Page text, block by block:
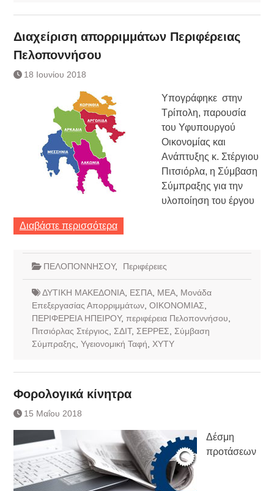
Διαχείριση απορριμμάτων Περιφέρειας
Πελοποννήσου
18 Ιουνίου 2018
Υπογράφηκε στην
Τρίπολη, παρουσία
του Υφυπουργού
Οικονομίας και
Ανάπτυξης κ. Στέργιου
Πιτσιόρλα, η Σύμβαση
Σύμπραξης για την
υλοποίηση του έργου
Διαβάστε περισσότερα
ΠΕΛΟΠΟΝΝΗΣΟΥ, Περιφέρειες
ΔΥΤΙΚΗ ΜΑΚΕΔΟΝΙΑ, ΕΣΠΑ, ΜΕΑ, Μονάδα
Επεξεργασίας Απορριμμάτων, ΟΙΚΟΝΟΜΙΑΣ
ΠΕΡΙΦΕΡΕΙΑ ΗΠΕΙΡΟΥ, περιφέρεια Πελοποννήσου
Πιτσιόρλας Στέργιος
ΣΔΙΤ, ΣΕΡΡΕΣ
Σύμβαση
Σύμπραξης Υγειονομική Ταφή ΧΥΤΥ
Φορολογικά κίνητρα
15 Μαΐου 2018
Δέσμη
προτάσεων